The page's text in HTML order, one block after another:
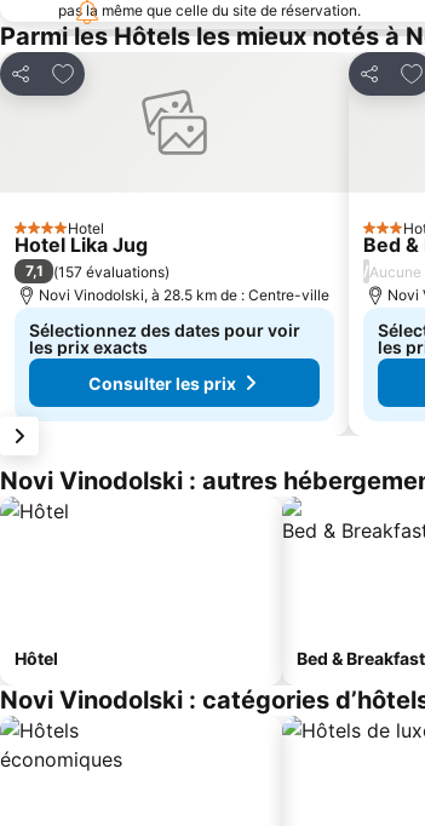
pas la même que celle du site de réservation.
Parmi les Hôtels les mieux notés à
Partager
Ajouter à mes favoris
4 ÉtoilesHotel
Hotel Lika Jug
7,1 (157 évaluations)
Novi Vinodolski, à 28.5 km de : Centre-ville
Sélectionnez des dates pour voir
les prix exacts
Consulter les prix
3
Bed
/
Novi
les
Novi Vinodolski : autres
Hôtel Bed &
Novi Vinodolski : catégories